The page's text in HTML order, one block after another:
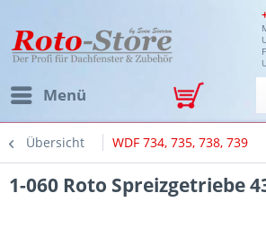
Menü
Übersicht WDF 734, 735, 738, 739
1-060 Roto Spreizgetriebe